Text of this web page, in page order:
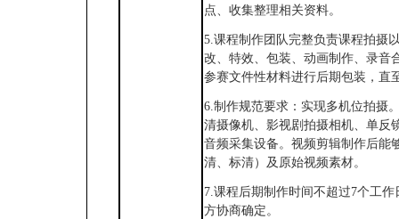
点、收集整理相关资料。
5.课程制作团队完整负责课程拍摄
改、特效、包装、动画制作、录音
参赛文件性材料进行后期包装，直
6.制作规范要求：实现多机位拍摄
清摄像机、影视剧拍摄相机、单反
音频采集设备。视频剪辑制作后能
清、标清）及原始视频素材。
7.课程后期制作时间不超过7个工
方协商确定。